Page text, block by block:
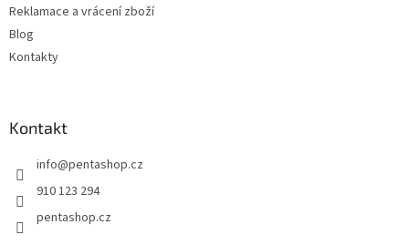
Reklamace a vrácení zboží
Blog
Kontakty
Kontakt
info@pentashop.cz
910 123 294
pentashop.cz